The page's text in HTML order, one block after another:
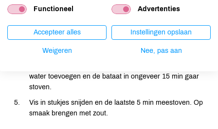
bodem tot ze lichtbruin kleuren en lekker gaan ruiken. Olie
toevoegen.
Uien toevoegen en fruiten tot ze glazig zijn. Kurkuma
water toevoegen en de bataat in ongeveer 15 min gaar
stoven.
Vis in stukjes snijden en de laatste 5 min meestoven. Op
smaak brengen met zout.
Functioneel Advertenties
Accepteer alles Instellingen opslaan
Weigeren Nee, pas aan